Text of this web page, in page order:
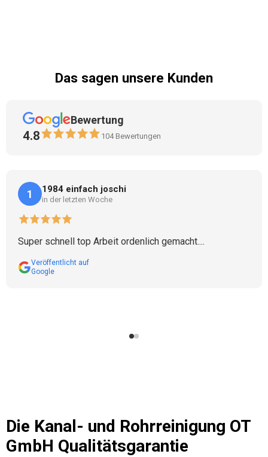
Das sagen unsere Kunden
Bewertung
4.8 104Bewertungen
1 1984 einfach joschi
in der letzten Woche
Super schnell top Arbeit ordenlich gemacht....
Veröffentlicht auf
Google
Die Kanal- und Rohrreinigung OT
GmbH Qualitätsgarantie